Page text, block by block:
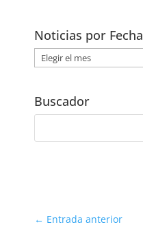
Noticias por Fecha
Noticias
por
Buscador
← Entrada anterior